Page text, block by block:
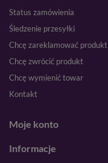
Status zamówienia
Śledzenie przesyłki
Chcę zareklamować produkt
Chcę zwrócić produkt
Chcę wymienić towar
Kontakt
Moje konto
Informacje